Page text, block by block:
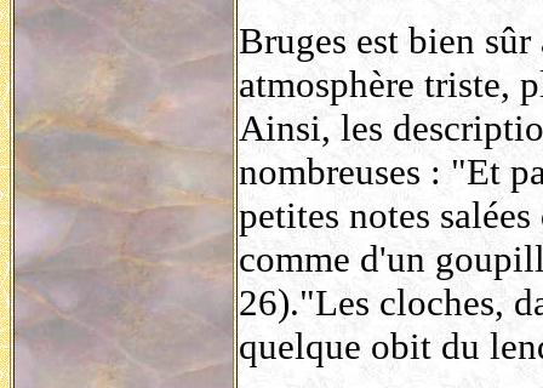
Bruges est bien
atmosphère triste,
Ainsi, les
nombreuses : "Et
petites notes
comme d'un
26)."Les cloches,
quelque obit du